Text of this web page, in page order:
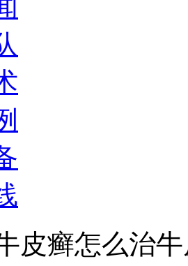
皮癣怎么治